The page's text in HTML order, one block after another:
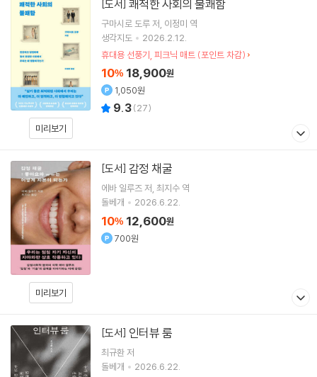
미리보기
[도서] 쾌적한 사회의 불쾌함
구마시로 도루저 이정미 역
생각지도
2026.2.12.
휴대용 선풍기, 피크닉 매트 (포인트 차감)
10% 18,900원
1,050원
9.3(27)
미리보기
[도서] 감정 채굴
에바 일루즈저 최지수 역
돌베개
2026.6.22.
10% 12,600원
700원
[도서] 인터뷰 룸
최규환저
돌베개
2026.6.22.